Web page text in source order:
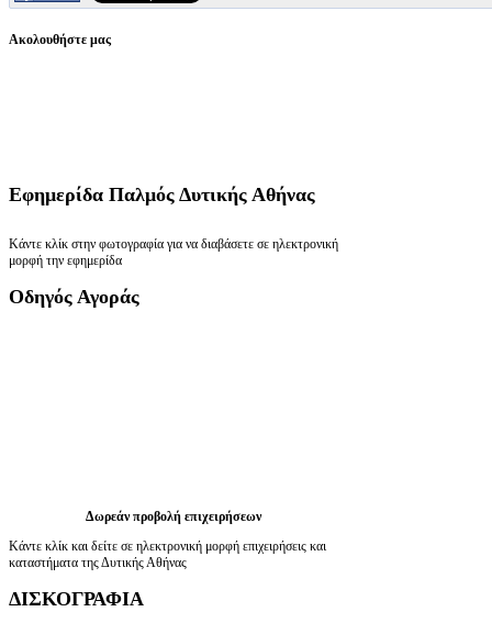
Ακολουθήστε μας
Εφημερίδα Παλμός Δυτικής Αθήνας
Κάντε κλίκ στην φωτογραφία για να διαβάσετε σε ηλεκτρονική
μορφή την εφημερίδα
Οδηγός Αγοράς
Δωρεάν προβολή επιχειρήσεων
Κάντε κλίκ και δείτε σε ηλεκτρονική μορφή επιχειρήσεις και
καταστήματα της Δυτικής Αθήνας
ΔΙΣΚΟΓΡΑΦΙΑ